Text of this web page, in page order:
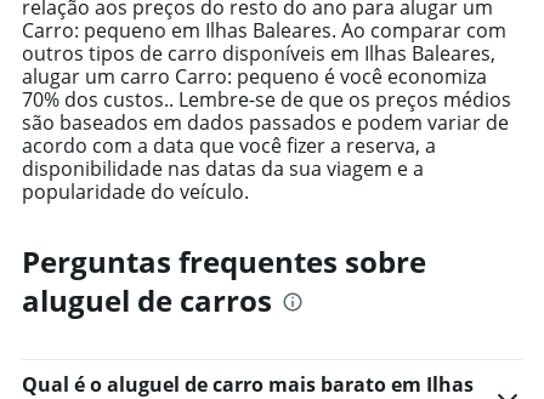
displaying
values.
Range:
0
to
600.
relação aos preços do resto do ano para alugar um
Carro: pequeno em Ilhas Baleares. Ao comparar com
outros tipos de carro disponíveis em Ilhas Baleares,
alugar um carro Carro: pequeno é você economiza
70% dos custos.. Lembre-se de que os preços médios
são baseados em dados passados e podem variar de
acordo com a data que você fizer a reserva, a
disponibilidade nas datas da sua viagem e a
popularidade do veículo.
Perguntas frequentes sobre
aluguel de carros
Qual é o aluguel de carro mais barato em Ilhas